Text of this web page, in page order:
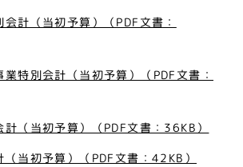
計（当初予算）（PDF文書：
特別会計（当初予算）（PDF文書：
（当初予算）（PDF文書：36KB）
当初予算）（PDF文書：42KB）